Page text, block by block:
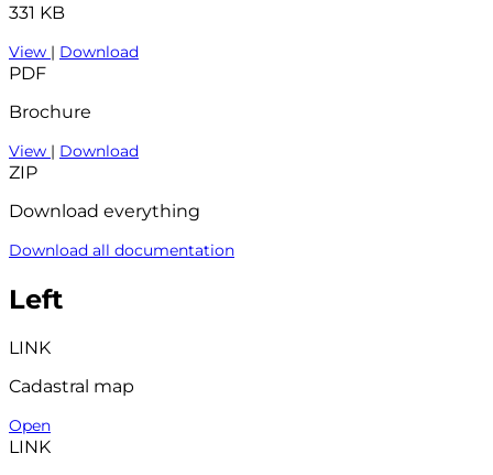
331 KB
View | Download
PDF
Brochure
View | Download
ZIP
Download everything
Download all documentation
Left
LINK
Cadastral map
Open
LINK